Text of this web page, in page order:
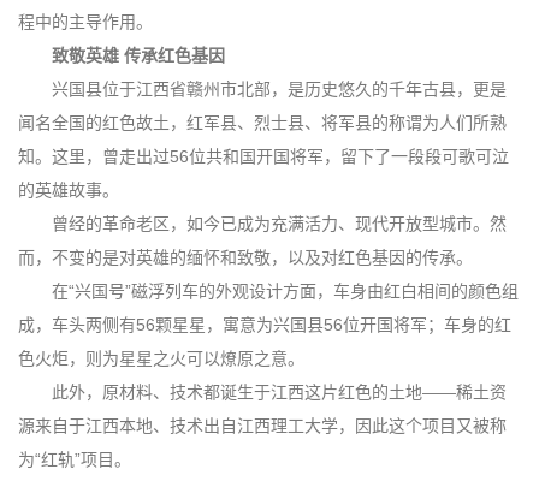
程中的主导作用。
致敬英雄 传承红色基因
兴国县位于江西省赣州市北部，是历史悠久的千年古县，更是
闻名全国的红色故土，红军县、烈士县、将军县的称谓为人们所熟
知。这里，曾走出过56位共和国开国将军，留下了一段段可歌可泣
的英雄故事。
曾经的革命老区，如今已成为充满活力、现代开放型城市。然
而，不变的是对英雄的缅怀和致敬，以及对红色基因的传承。
在“兴国号”磁浮列车的外观设计方面，车身由红白相间的颜色组
成，车头两侧有56颗星星，寓意为兴国县56位开国将军；车身的红
色火炬，则为星星之火可以燎原之意。
此外，原材料、技术都诞生于江西这片红色的土地——稀土资
源来自于江西本地、技术出自江西理工大学，因此这个项目又被称
为“红轨”项目。